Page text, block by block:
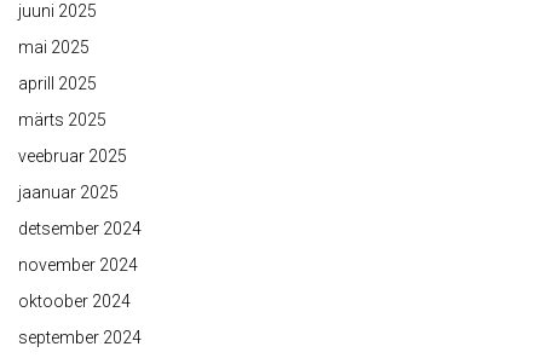
juuni 2025
mai 2025
aprill 2025
märts 2025
veebruar 2025
jaanuar 2025
detsember 2024
november 2024
oktoober 2024
september 2024